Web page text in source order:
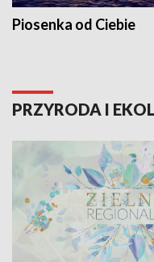
Piosenka od Ciebie
PRZYRODA I